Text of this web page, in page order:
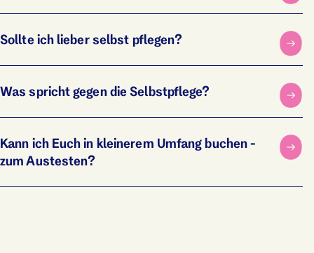
Sollte ich lieber selbst pflegen?
Was spricht gegen die Selbst­pflege?
Kann ich Euch in kleinerem Umfang buchen -
zum Austesten?